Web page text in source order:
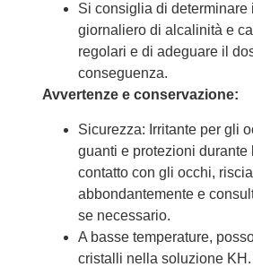
Si consiglia di determinare
giornaliero di alcalinità e
regolari e di adeguare il
conseguenza.
Avvertenze e conservazione:
Sicurezza: Irritante per gli
guanti e protezioni durante
contatto con gli occhi,
abbondantemente e
se necessario.
A basse temperature,
cristalli nella soluzione